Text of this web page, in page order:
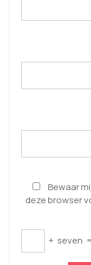
Bewaar
deze browser
+ seven